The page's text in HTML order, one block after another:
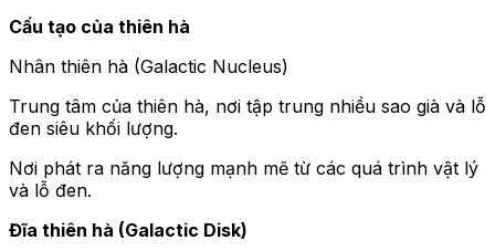
Cấu tạo của thiên hà
Nhân thiên hà (Galactic Nucleus)
Trung tâm của thiên hà, nơi tập trung nhiều sao già và lỗ
đen siêu khối lượng.
Nơi phát ra năng lượng mạnh mẽ từ các quá trình vật lý
và lỗ đen.
Đĩa thiên hà (Galactic Disk)